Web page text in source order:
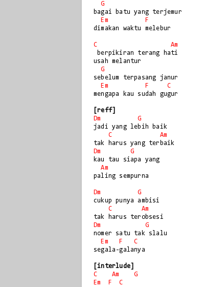
G
bagai batu yang terjemur
Em
F
dimakan waktu melebur
C
Am
usah melantur
G
sebelum terpasang janur
Em
F
C
mengapa kau sudah gugur
[reff]
Dm
G
jadi yang lebih baik
C
Am
Dm
G
kau tau siapa yang
Am
paling sempurna
Dm
G
cukup punya ambisi
C
Am
Dm
G
nomer satu tak slalu
Em
F
C
segala-galanya
[interlude]
C
Am
G
Em
F
C